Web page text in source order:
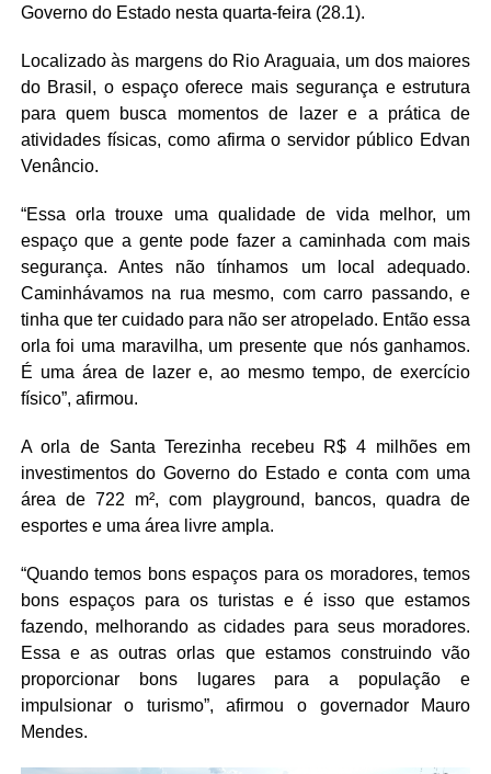
Governo do Estado nesta quarta-feira (28.1).
Localizado às margens do Rio Araguaia, um dos maiores
do Brasil, o espaço oferece mais segurança e estrutura
para quem busca momentos de lazer e a prática de
atividades físicas, como afirma o servidor público Edvan
Venâncio.
“Essa orla trouxe uma qualidade de vida melhor, um
espaço que a gente pode fazer a caminhada com mais
segurança. Antes não tínhamos um local adequado.
Caminhávamos na rua mesmo, com carro passando, e
tinha que ter cuidado para não ser atropelado. Então essa
orla foi uma maravilha, um presente que nós ganhamos.
É uma área de lazer e, ao mesmo tempo, de exercício
físico”, afirmou.
A orla de Santa Terezinha recebeu R$ 4 milhões em
investimentos do Governo do Estado e conta com uma
área de 722 m², com playground, bancos, quadra de
esportes e uma área livre ampla.
“Quando temos bons espaços para os moradores, temos
bons espaços para os turistas e é isso que estamos
fazendo, melhorando as cidades para seus moradores.
Essa e as outras orlas que estamos construindo vão
proporcionar bons lugares para a população e
impulsionar o turismo”, afirmou o governador Mauro
Mendes.